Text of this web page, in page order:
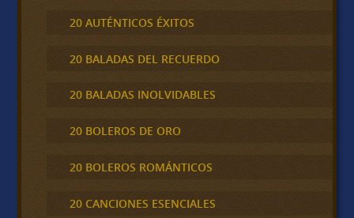
20 AUTÉNTICOS ÉXITOS
20 BALADAS DEL RECUERDO
20 BALADAS INOLVIDABLES
20 BOLEROS DE ORO
20 BOLEROS ROMÁNTICOS
20 CANCIONES ESENCIALES